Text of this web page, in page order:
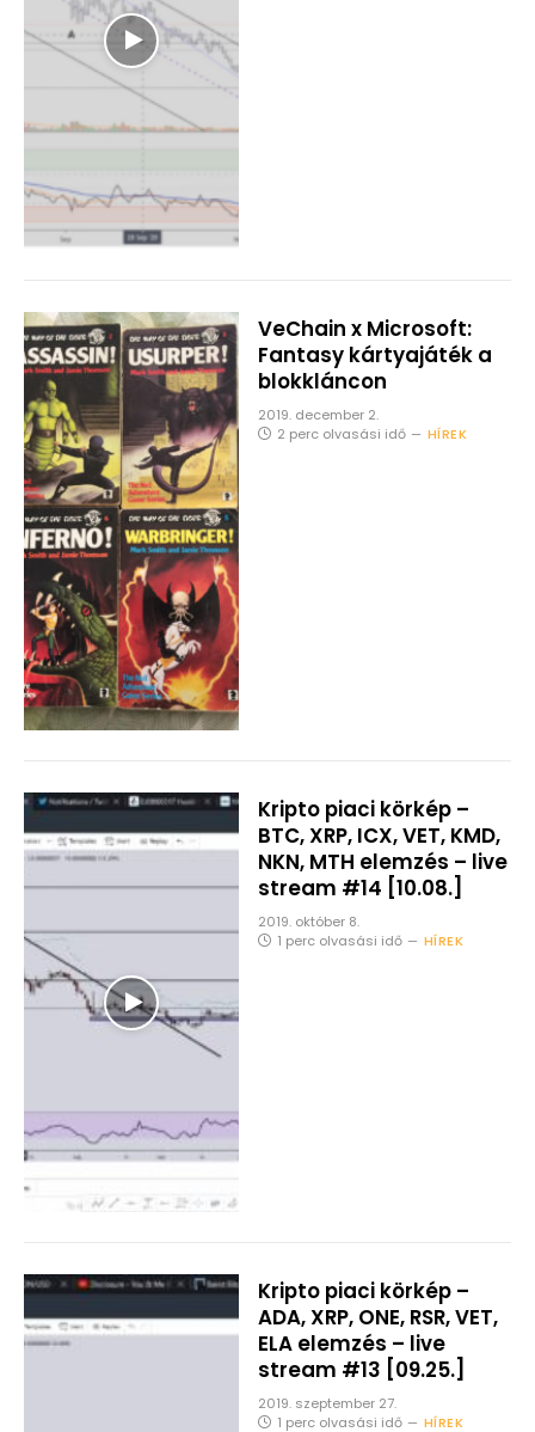
VeChain x Microsoft:
Fantasy kártyajáték a
blokkláncon
2019. december 2.
2 perc olvasási idő
HÍREK
Kripto piaci körkép –
BTC, XRP, ICX, VET, KMD,
NKN, MTH elemzés – live
stream #14 [10.08.]
2019. október 8.
1 perc olvasási idő
HÍREK
Kripto piaci körkép –
ADA, XRP, ONE, RSR, VET,
ELA elemzés – live
stream #13 [09.25.]
2019. szeptember 27.
1 perc olvasási idő
HÍREK